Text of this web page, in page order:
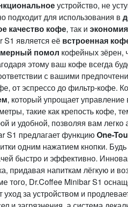
устройство, не
подходит для использования в
качество кофе, так и
S1 является её встроенная
помол кофейных зёрен,
этому ваш кофе всегда
с вашими
от эспрессо до фильтр-кофе.
, который упрощает
такие как крепость кофе,
и удобной, позволяя вам
S1 предлагает функциюOne-
одним нажатием кнопки. Будь
быстро и эффективно.
придавая напиткам лёгкую и
того, Dr.Coffee Minibar S1
уход за устройством и